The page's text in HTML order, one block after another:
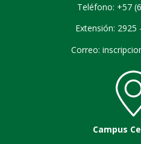
Teléfono: +57
Extensión: 2925
Correo:
Campus